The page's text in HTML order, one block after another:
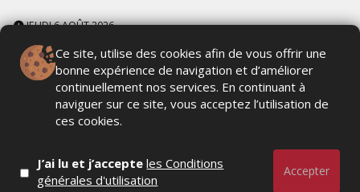
JEUDI 6 AOÛT 2026
Ce site, utilise des cookies afin de vous offrir une
bonne expérience de navigation et d’améliorer
continuellement nos services. En continuant à
naviguer sur ce site, vous acceptez l’utilisation de
ces cookies.
J’ai lu et j’accepteles Conditions
générales d'utilisation
Accepter